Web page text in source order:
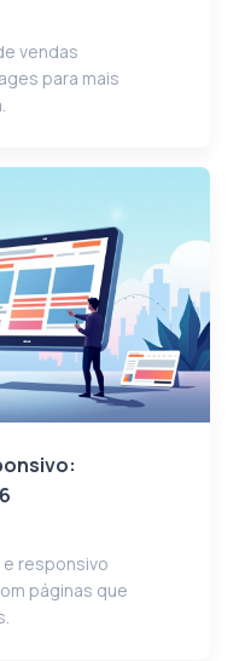
vendas
para mais
responsivo
páginas que